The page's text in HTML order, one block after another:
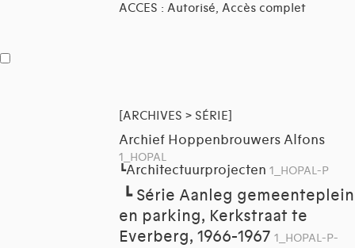
ACCES : Autorisé, Accès complet
[ARCHIVES > SÉRIE]
Archief Hoppenbrouwers Alfons
1_HOPAL
┗Architectuurprojecten 1_HOPAL-P
┗ Série Aanleg gemeenteplein
en parking, Kerkstraat te
Everberg, 1966-1967 1_HOPAL-P-